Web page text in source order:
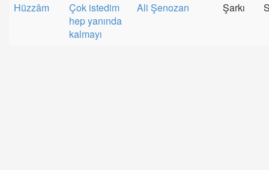
Hüzzâm
Çok istedim
hep yanında
kalmayı
Ali Şenozan Şarkı